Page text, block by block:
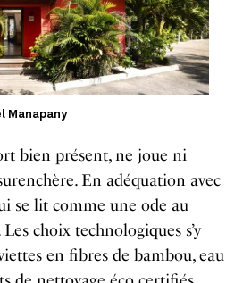
Manapany
bien présent, ne joue ni
En adéquation avec
se lit comme une ode au
choix technologiques s’y
en fibres de bambou, eau